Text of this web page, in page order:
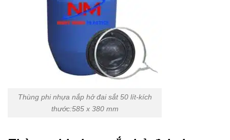
Thùng phi nhựa nắp hở đai sắt 50 lít-kích
thước:585 x 380 mm